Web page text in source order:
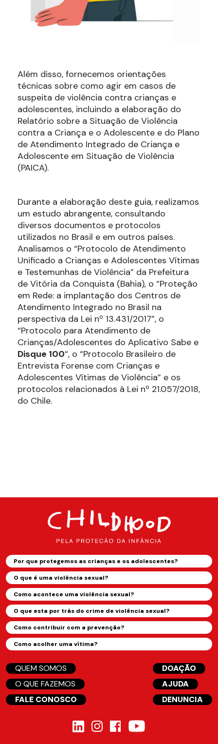
Além disso, fornecemos orientações
técnicas sobre como agir em casos de
suspeita de violência contra crianças e
adolescentes, incluindo a elaboração do
Relatório sobre a Situação de Violência
contra a Criança e o Adolescente e do Plano
de Atendimento Integrado de Criança e
Adolescente em Situação de Violência
(PAICA).
Durante a elaboração deste guia, realizamos
um estudo abrangente, consultando
diversos documentos e protocolos
utilizados no Brasil e em outros países.
Analisamos o “Protocolo de Atendimento
Unificado a Crianças e Adolescentes Vítimas
e Testemunhas de Violência” da Prefeitura
de Vitória da Conquista (Bahia), o “Proteção
em Rede: a implantação dos Centros de
Atendimento Integrado no Brasil na
perspectiva da Lei nº 13.431/2017”, o
“Protocolo para Atendimento de
Crianças/Adolescentes do Aplicativo Sabe e
Disque 100“, o “Protocolo Brasileiro de
Entrevista Forense com Crianças e
Adolescentes Vítimas de Violência” e os
protocolos relacionados à Lei nº 21.057/2018,
do Chile.
Por que protegemos as crianças e os adolescentes?
O que é uma violência sexual?
Como acontece uma violência sexual?
O que esta por trás do crime de violência sexual?
Como contribuir com a prevenção?
Como acolher uma vítima?
QUEM SOMOS
O QUE FAZEMOS
FALE CONOSCO
DOAÇÃO
AJUDA
DENUNCIA